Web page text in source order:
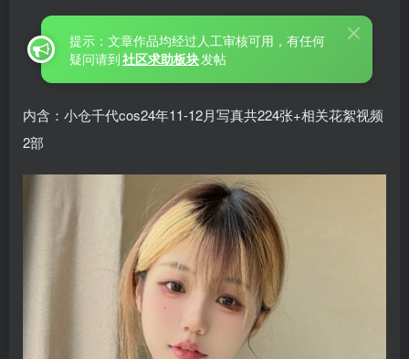
提示：文章作品均经过人工审核可用，有任何
疑问请到社区求助板块发帖
内含：小仓千代cos24年11-12月写真共224张+相关花絮视频
2部